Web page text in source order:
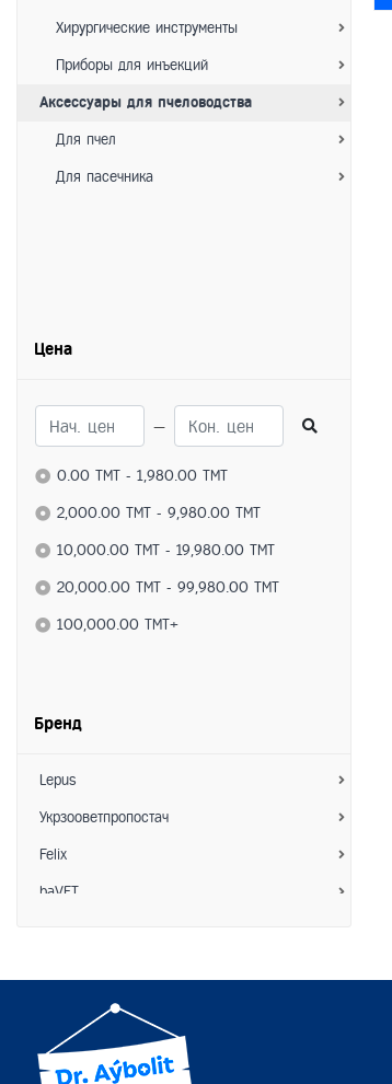
Хирургические инструменты
Приборы для инъекций
Аксессуары для пчеловодства
Для пчел
Для пасечника
Цена
—
0.00 TMT - 1,980.00 TMT
2,000.00 TMT - 9,980.00 TMT
10,000.00 TMT - 19,980.00 TMT
20,000.00 TMT - 99,980.00 TMT
100,000.00 TMT+
Бренд
Lepus
Укрзооветпропостач
Felix
baVET
Interchemie
Пижон